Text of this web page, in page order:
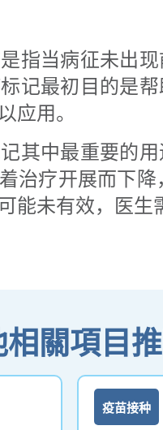
指当病征未出
记最初目的是
应用。
其中最重要的
治疗开展而下
能未有效，医生
關項目
疫苗接种